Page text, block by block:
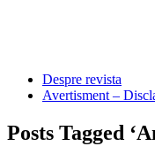
Despre revista
Avertisment –
Posts Tagged